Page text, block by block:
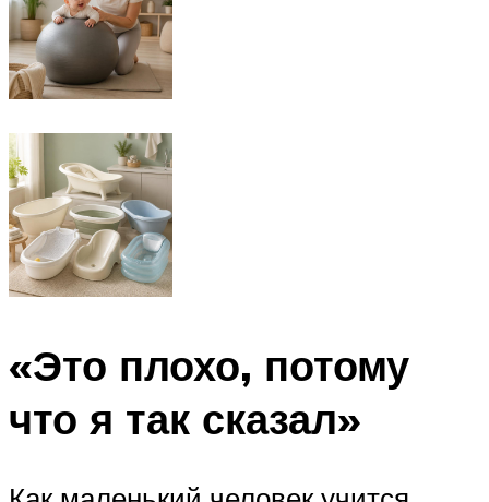
«Это плохо, потому
что я так сказал»